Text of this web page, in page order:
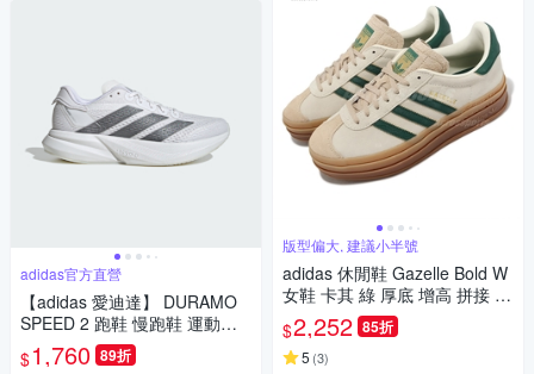
adidas官方直營
【adidas 愛迪達】 DURAMO
SPEED 2 跑鞋 慢跑鞋 運動鞋
女鞋 IH8210
$1,760 89折
版型偏大, 建議小半號
adidas 休閒鞋 Gazelle Bold W
女鞋 卡其 綠 厚底 增高 拼接 復
古 麂皮 膠底 愛迪達 ID7056
$2,252 85折
5 (3)